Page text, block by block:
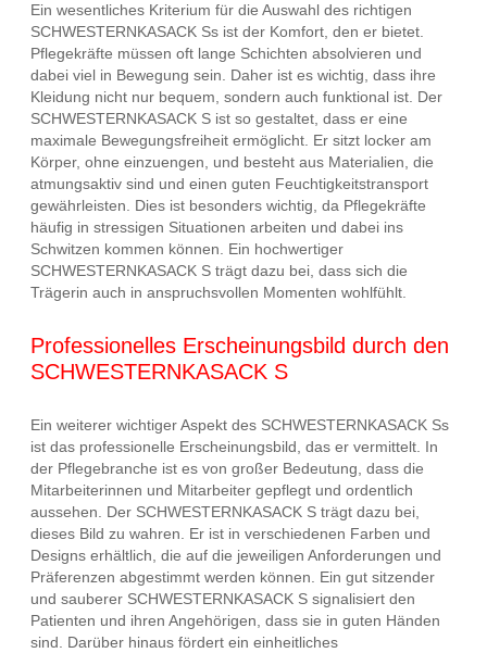
Ein wesentliches Kriterium für die Auswahl des richtigen
SCHWESTERNKASACK Ss ist der Komfort, den er bietet.
Pflegekräfte müssen oft lange Schichten absolvieren und
dabei viel in Bewegung sein. Daher ist es wichtig, dass ihre
Kleidung nicht nur bequem, sondern auch funktional ist. Der
SCHWESTERNKASACK S ist so gestaltet, dass er eine
maximale Bewegungsfreiheit ermöglicht. Er sitzt locker am
Körper, ohne einzuengen, und besteht aus Materialien, die
atmungsaktiv sind und einen guten Feuchtigkeitstransport
gewährleisten. Dies ist besonders wichtig, da Pflegekräfte
häufig in stressigen Situationen arbeiten und dabei ins
Schwitzen kommen können. Ein hochwertiger
SCHWESTERNKASACK S trägt dazu bei, dass sich die
Trägerin auch in anspruchsvollen Momenten wohlfühlt.
Professionelles Erscheinungsbild durch den
SCHWESTERNKASACK S
Ein weiterer wichtiger Aspekt des SCHWESTERNKASACK Ss
ist das professionelle Erscheinungsbild, das er vermittelt. In
der Pflegebranche ist es von großer Bedeutung, dass die
Mitarbeiterinnen und Mitarbeiter gepflegt und ordentlich
aussehen. Der SCHWESTERNKASACK S trägt dazu bei,
dieses Bild zu wahren. Er ist in verschiedenen Farben und
Designs erhältlich, die auf die jeweiligen Anforderungen und
Präferenzen abgestimmt werden können. Ein gut sitzender
und sauberer SCHWESTERNKASACK S signalisiert den
Patienten und ihren Angehörigen, dass sie in guten Händen
sind. Darüber hinaus fördert ein einheitliches